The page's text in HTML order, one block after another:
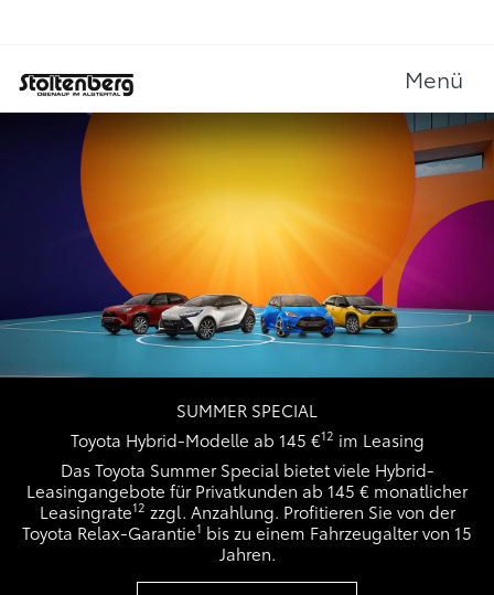
Menü
SUMMER SPECIAL
Toyota Hybrid-Modelle ab 145 €12 im Leasing
Das Toyota Summer Special bietet viele Hybrid-
Leasingangebote für Privatkunden ab 145 € monatlicher
Leasingrate12 zzgl. Anzahlung. Profitieren Sie von der
Toyota Relax-Garantie1 bis zu einem Fahrzeugalter von 15
Jahren.